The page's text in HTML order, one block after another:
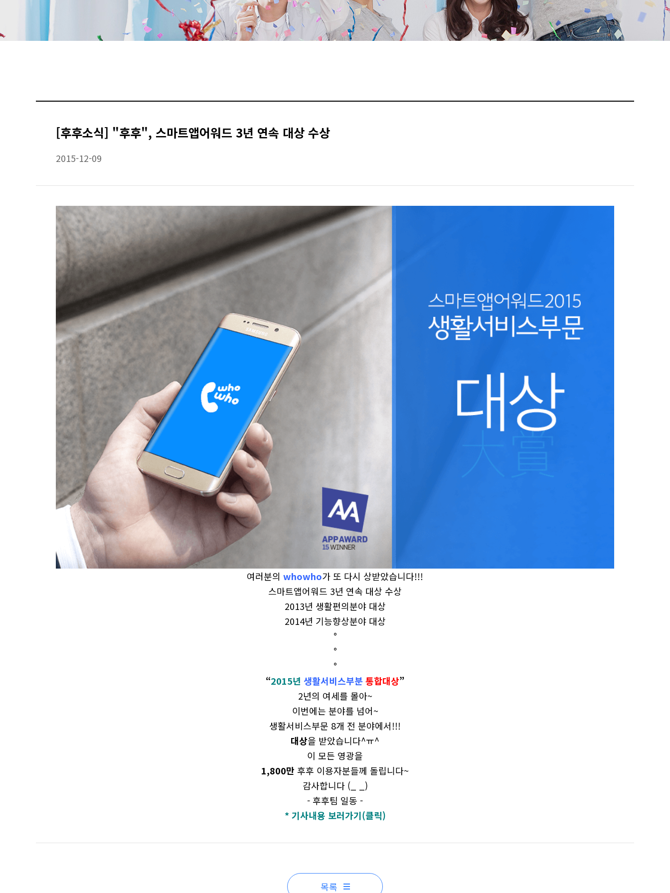
[후후소식] "후후", 스마트앱어워드 3년 연속 대상 수상
2015-12-09
여러분의 whowho가 또 다시 상받았습니다!!!
스마트앱어워드 3년 연속 대상 수상
2013년 생활편의분야 대상
2014년 기능향상분야 대상
°
°
°
“2015년 생활서비스부분통합대상”
2년의 여세를 몰아~
이번에는 분야를 넘어~
생활서비스부문 8개 전 분야에서!!!
대상을 받았습니다^ㅠ^
이 모든 영광을
1,800만 후후 이용자분들께 돌립니다~
감사합니다 (_ _)
- 후후팀 일동 -
* 기사내용 보러가기(클릭)
목록